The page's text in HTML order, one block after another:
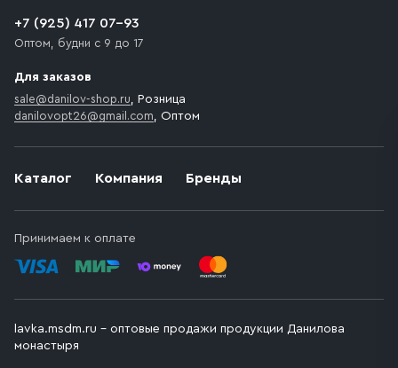
Каталог Компания Бренды
Принимаем к оплате
+7 (925) 417 07-93
Оптом, будни с 9 до 17
Для заказов
sale@danilov-shop.ru, Розница
danilovopt26@gmail.com, Оптом
lavka.msdm.ru – оптовые продажи продукции Данилова
монастыря